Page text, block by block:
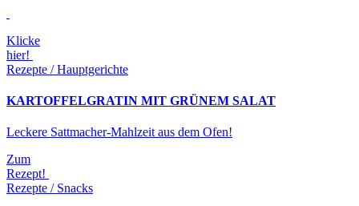
Klicke
hier!
Rezepte / Hauptgerichte
KARTOFFELGRATIN MIT GRÜNEM SALAT
Leckere Sattmacher-Mahlzeit aus dem Ofen!
Zum
Rezept!
Rezepte / Snacks